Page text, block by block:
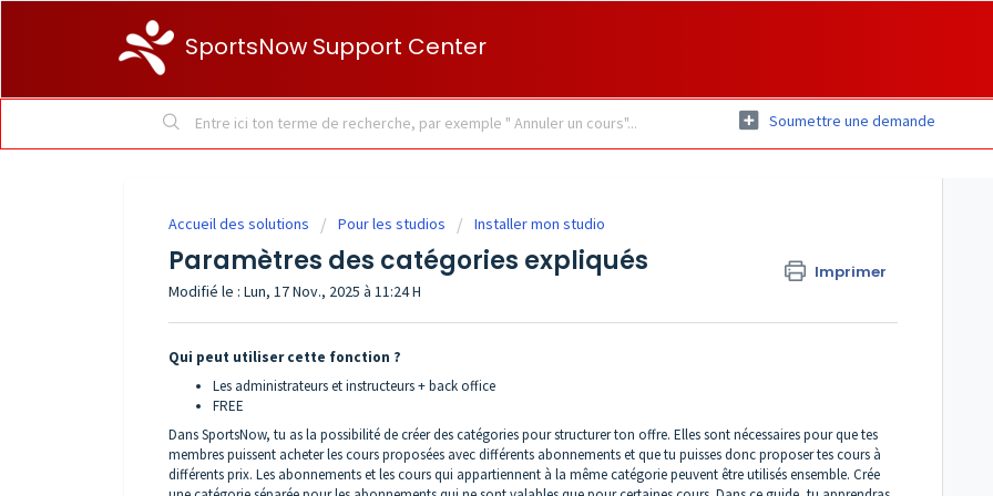
SportsNow Support Center
Soumettre une demande
Accueil des solutions Pour les studios Installer mon studio
Paramètres des catégories expliqués Imprimer
Modifié le : Lun, 17 Nov., 2025 à 11:24 H
Qui peut utiliser cette fonction ?
Les administrateurs et instructeurs + back office
FREE
Dans SportsNow, tu as la possibilité de créer des catégories pour structurer ton offre. Elles sont nécessaires pour que tes
membres puissent acheter les cours proposées avec différents abonnements et que tu puisses donc proposer tes cours à
différents prix. Les abonnements et les cours qui appartiennent à la même catégorie peuvent être utilisés ensemble. Crée